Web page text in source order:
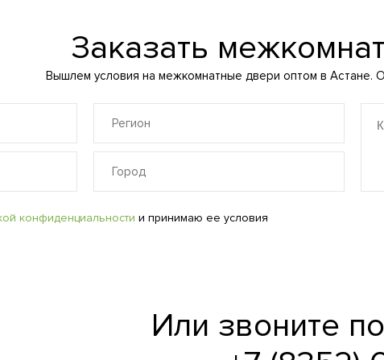
Заказать
Вышлем условия на межкомнатные двери оптом в Астане.
конфиденциальности и принимаю ее условия
Или звоните